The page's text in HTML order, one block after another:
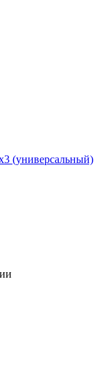
(универсальный)